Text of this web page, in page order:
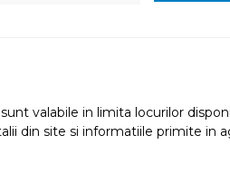
valabile in limita locurilor
din site si informatiile primite in